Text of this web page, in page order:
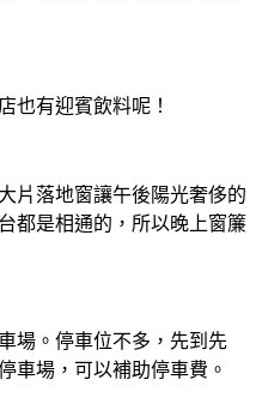
也有迎賓飲料呢！
片落地窗讓午後陽光奢侈的
都是相通的，所以晚上窗簾
場。停車位不多，先到先
車場，可以補助停車費。